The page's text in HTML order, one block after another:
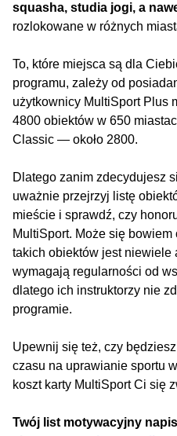
squasha, studia jogi, a
rozlokowane w różnych
To, które miejsca są dla
programu, zależy od
użytkownicy MultiSport Plus
4800 obiektów w 650
Classic — około 2800.
Dlatego zanim zdecydujesz
uważnie przejrzyj listę
mieście i sprawdź, czy
MultiSport. Może się
takich obiektów jest niewiele
wymagają regularności od
dlatego ich instruktorzy nie
programie.
Upewnij się też, czy
czasu na uprawianie sportu
koszt karty MultiSport Ci się
Twój list motywacyjny